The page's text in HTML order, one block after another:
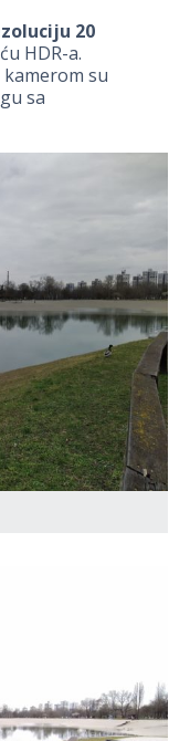
20
HDR-a.
su
sa